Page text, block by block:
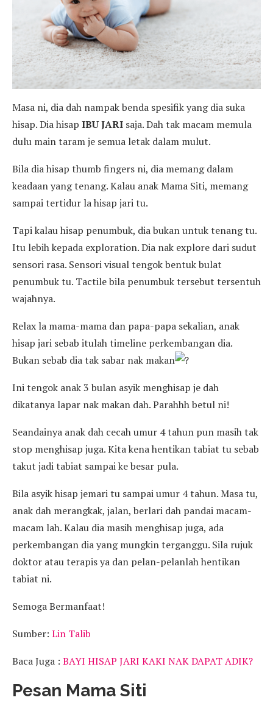
Masa ni, dia dah nampak benda spesifik yang dia suka
hisap. Dia hisap IBU JARI saja. Dah tak macam memula
dulu main taram je semua letak dalam mulut.
Bila dia hisap thumb fingers ni, dia memang dalam
keadaan yang tenang. Kalau anak Mama Siti, memang
sampai tertidur la hisap jari tu.
Tapi kalau hisap penumbuk, dia bukan untuk tenang tu.
Itu lebih kepada exploration. Dia nak explore dari sudut
sensori rasa. Sensori visual tengok bentuk bulat
penumbuk tu. Tactile bila penumbuk tersebut tersentuh
wajahnya.
Relax la mama-mama dan papa-papa sekalian, anak
hisap jari sebab itulah timeline perkembangan dia.
Bukan sebab dia tak sabar nak makan
Ini tengok anak 3 bulan asyik menghisap je dah
dikatanya lapar nak makan dah. Parahhh betul ni!
Seandainya anak dah cecah umur 4 tahun pun masih tak
stop menghisap juga. Kita kena hentikan tabiat tu sebab
takut jadi tabiat sampai ke besar pula.
Bila asyik hisap jemari tu sampai umur 4 tahun. Masa tu,
anak dah merangkak, jalan, berlari dah pandai macam-
macam lah. Kalau dia masih menghisap juga, ada
perkembangan dia yang mungkin terganggu. Sila rujuk
doktor atau terapis ya dan pelan-pelanlah hentikan
tabiat ni.
Semoga Bermanfaat!
Sumber: Lin Talib
Baca Juga : BAYI HISAP JARI KAKI NAK DAPAT ADIK?
Pesan Mama Siti